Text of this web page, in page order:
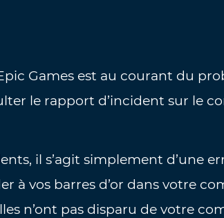
Games est au courant du
le rapport d’incident sur le
il s’agit simplement d’une
à vos barres d’or dans votre
n’ont pas disparu de votre